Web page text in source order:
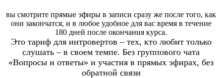
вы смотрите прямые эфиры в записи сразу же после того, как
они закончатся, и в любое удобное для вас время в течение
180 дней после окончания курса.
Это тариф для интровертов – тех, кто любит только
слушать – в своем темпе. Без группового чата
«Вопросы и ответы» и участия в прямых эфирах, без
обратной связи